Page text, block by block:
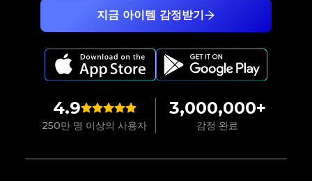
4.9
250만 명 이상의 사용자
3,000,000+
감정 완료
지금 아이템 감정받기